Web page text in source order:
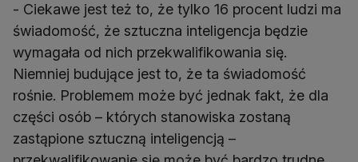
- Ciekawe jest też to, że tylko 16 procent ludzi ma
świadomość, że sztuczna inteligencja będzie
wymagała od nich przekwalifikowania się.
Niemniej budujące jest to, że ta świadomość
rośnie. Problemem może być jednak fakt, że dla
części osób – których stanowiska zostaną
zastąpione sztuczną inteligencją –